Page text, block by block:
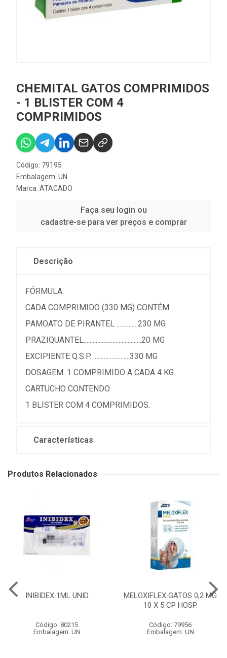
CHEMITAL GATOS COMPRIMIDOS
- 1 BLISTER COM 4
COMPRIMIDOS
Código: 79195
Embalagem: UN
Marca: ATACADO
Faça seu login ou
cadastre-se para ver preços e comprar
Descrição
FÓRMULA:
CADA COMPRIMIDO (330 MG) CONTÉM:
PAMOATO DE PIRANTEL ..............230 MG
PRAZIQUANTEL......................................20 MG
EXCIPIENTE Q.S.P. ........................330 MG
DOSAGEM: 1 COMPRIMIDO A CADA 4 KG
CARTUCHO CONTENDO
1 BLISTER COM 4 COMPRIMIDOS.
Características
Produtos Relacionados
INIBIDEX 1ML UNID
Código: 80215
Embalagem: UN
MELOXIFLEX GATOS 0,2 MG
10 X 5 CP HOSP.
Código: 79956
Embalagem: UN